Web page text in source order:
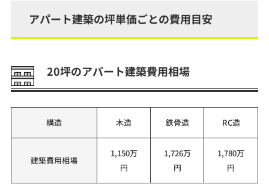
アパート建築の坪単価ごとの費用目安
20坪のアパート建築費用相場
構造 木造 鉄骨造 RC造
建築費用相場
1,150万
円
1,726万
円
1,780万
円